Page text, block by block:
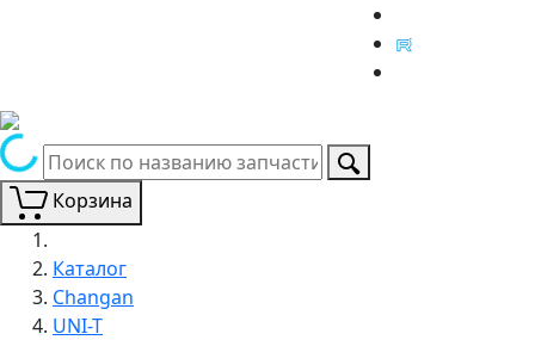
Корзина
Каталог
Changan
UNI-T